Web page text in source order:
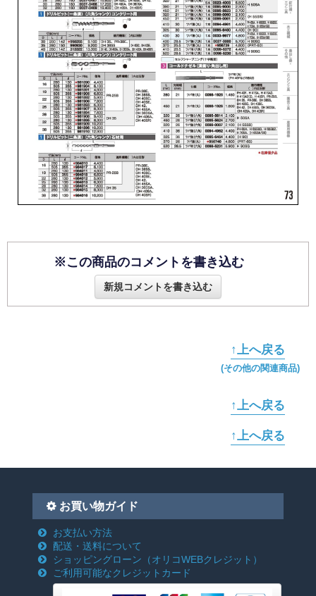
※この商品のコメントを書き込む
新規コメントを書き込む
↑上へ戻る
(その他の関連商品)
↑上へ戻る
↑上へ戻る
お買い物ガイド
お支払い方法
配送・送料について
ショッピングローン （オリコWEBクレジット）
ご利用可能なクレジットカード